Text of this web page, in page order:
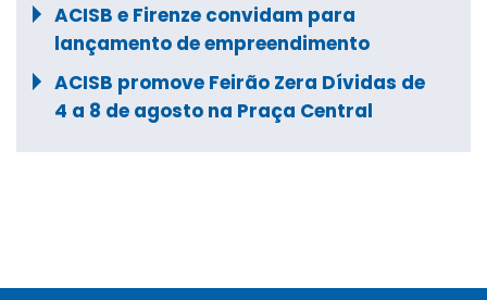
ACISB e Firenze convidam para
lançamento de empreendimento
ACISB promove Feirão Zera Dívidas de
4 a 8 de agosto na Praça Central